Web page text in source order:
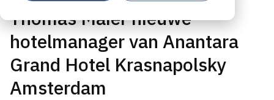
Thomas Maier nieuwe
hotelmanager van Anantara
Grand Hotel Krasnapolsky
Amsterdam